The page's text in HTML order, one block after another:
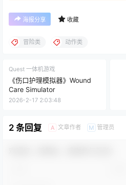
海报分享 收藏
冒险类 动作类
Quest 一体机游戏
《伤口护理模拟器》Wound
Care Simulator
2026-2-17 2:03:48
2 条回复 A 文章作者 M 管理员